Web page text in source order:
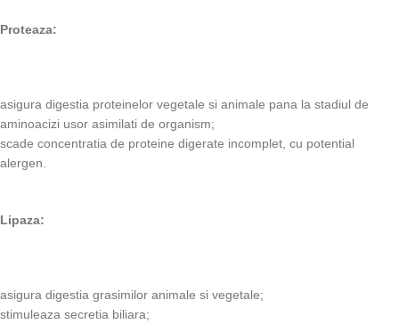
Proteaza:
asigura digestia proteinelor vegetale si animale pana la stadiul de
aminoacizi usor asimilati de organism;
scade concentratia de proteine digerate incomplet, cu potential
alergen.
Lipaza:
asigura digestia grasimilor animale si vegetale;
stimuleaza secretia biliara;